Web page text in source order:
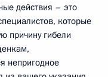
действия – это
которые
причину гибели
непригодное